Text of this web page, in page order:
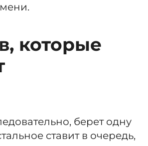
которые
берет одну
ставит в очередь,